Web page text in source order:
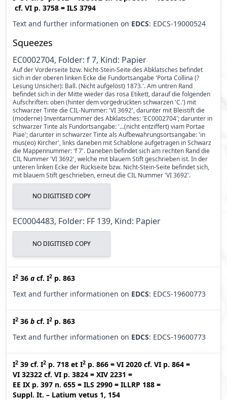
cf. VI p. 3758 = ILS 3794
Text and further informationen on EDCS: EDCS-19000524
Squeezes
EC0002704, Folder: f 7, Kind: Papier
Auf der Vorderseite bzw. Nicht-Stein-Seite des Abklatsches befindet
sich in der oberen linken Ecke die Fundortsangabe 'Porta Collina (?
Lesung Unsicher): Ball. (Nicht aufgelöst) 1873.'. Am untren Rand
befindet sich in der Mitte wieder das rosa Etikett, darauf die folgenden
Aufschriften: oben (hinter dem vorgedruckten schwarzen 'C.') mit
schwarzer Tinte die CIL-Nummer: 'VI 3692', darunter mit Bleistift die
(moderne) Inventarnummer des Abklatsches: 'EC0002704'; darunter in
schwarzer Tinte als Fundortsangabe: '...(nicht entziffert) viam Portae
Piae'; darunter in schwarzer Tinte als Aufbewahrungsortsangabe: 'in
mus(eo) Kircher', links daneben mit Schablone aufgetragen in Schwarz
die Mappennummer: 'f 7'. Daneben befindet sich am rechten Rand die
CIL Nummer 'VI 3692', welche mit blauem Stift geschrieben ist. In der
unteren linken Ecke der Rückseite bzw. Nicht-Stein-Seite befindet sich,
mit blauem Stift geschrieben, erneut die CIL Nummer 'VI 3692'.
NO DIGITISED COPY
EC0004483, Folder: FF 139, Kind: Papier
NO DIGITISED COPY
I2 36 a cf. I2 p. 863
Text and further informationen on EDCS: EDCS-19600773
I2 36 b cf. I2 p. 863
Text and further informationen on EDCS: EDCS-19600773
I2 39 cf. I2 p. 718 et I2 p. 866 = VI 2020 cf. VI p. 864 =
VI 32322 cf. VI p. 3824 = XIV 2231 =
EE IX p. 397 n. 655 = ILS 2990 = ILLRP 188 =
Suppl. It. – Latium vetus 1, 154